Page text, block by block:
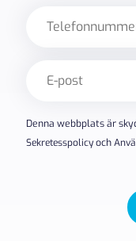
post
Denna webbplats är
Sekretesspolicyoch